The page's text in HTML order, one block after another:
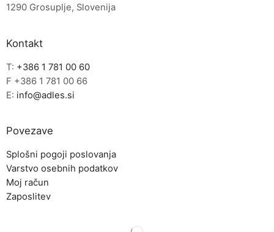
1290 Grosuplje, Slovenija
Kontakt
T: +386 1 781 00 60
F +386 1 781 00 66
E: info@adles.si
Povezave
Splošni pogoji poslovanja
Varstvo osebnih podatkov
Moj račun
Zaposlitev